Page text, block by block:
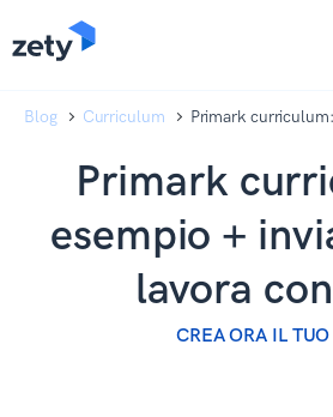
Blog Curriculum
Primark
Primark
esempio +
lavora
CREA ORA IL